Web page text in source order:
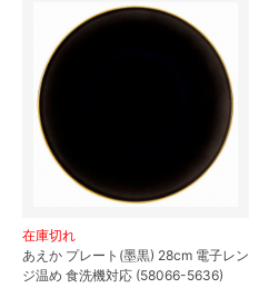
在庫切れ
あえか プレート(墨黒) 28cm 電子レン
ジ温め 食洗機対応 (58066-5636)